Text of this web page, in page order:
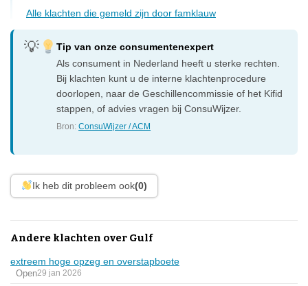
Alle klachten die gemeld zijn door famklauw
Tip van onze consumentenexpert
Als consument in Nederland heeft u sterke rechten.
Bij klachten kunt u de interne klachtenprocedure
doorlopen, naar de Geschillencommissie of het Kifid
stappen, of advies vragen bij ConsuWijzer.
Bron:ConsuWijzer / ACM
Ik heb dit probleem ook(0)
Andere klachten over Gulf
extreem hoge opzeg en overstapboete
Open29 jan 2026